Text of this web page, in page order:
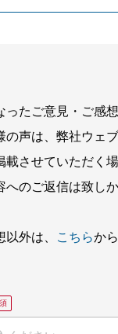
ったご意見・ご感
の声は、弊社ウェ
載させていただく
のご返信は致し
外は、
こちらか